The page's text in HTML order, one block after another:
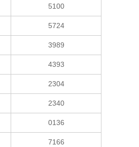
5100
5724
3989
4393
2304
2340
0136
7166